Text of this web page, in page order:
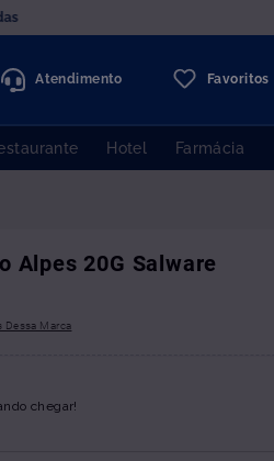
Atendimento Favoritos
Hotel Farmácia
Alpes 20G Salware
chegar!